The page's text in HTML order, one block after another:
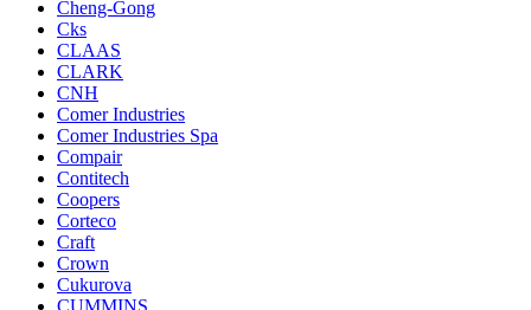
Cheng-Gong
Cks
CLAAS
CLARK
CNH
Comer Industries
Comer Industries Spa
Compair
Contitech
Coopers
Corteco
Craft
Crown
Cukurova
CUMMINS